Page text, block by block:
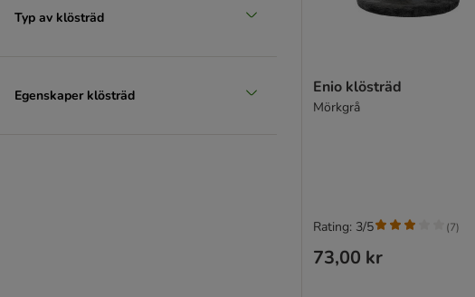
Typ av klösträd
Egenskaper klösträd Enio klösträd
Mörkgrå
73,00 kr
Rating: 3/5 (7)